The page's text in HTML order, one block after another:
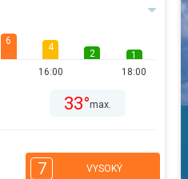
6
4
16:00
2
1
18:00
33°max.
7 VYSOKÝ